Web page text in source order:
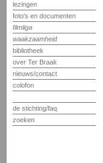
lezingen
foto's en documenten
filmliga
waakzaamheid
bibliotheek
over Ter Braak
nieuws/contact
colofon
de stichting/faq
zoeken